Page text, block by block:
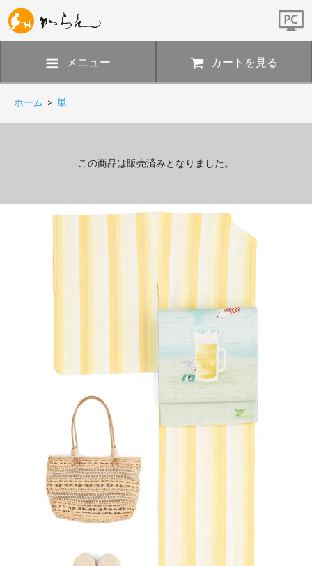
メニュー カートを見る
ホーム > 単
この商品は販売済みとなりました。